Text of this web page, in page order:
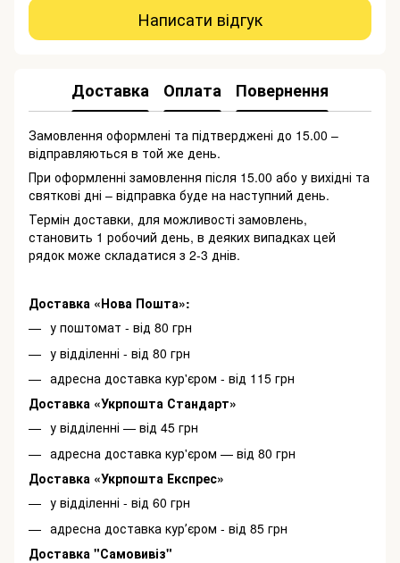
Написати відгук
Доставка Оплата Повернення
Замовлення оформлені та підтверджені до 15.00 –
відправляються в той же день.
При оформленні замовлення після 15.00 або у вихідні та
святкові дні – відправка буде на наступний день.
Термін доставки, для можливості замовлень,
становить 1 робочий день, в деяких випадках цей
рядок може складатися з 2-3 днів.
Доставка «Нова Пошта»:
у поштомат - від 80 грн
у відділенні - від 80 грн
адресна доставка кур'єром - від 115 грн
Доставка «Укрпошта Стандарт»
у відділенні — від 45 грн
адресна доставка кур'єром — від 80 грн
Доставка «Укрпошта Експрес»
у відділенні - від 60 грн
адресна доставка курʼєром - від 85 грн
Доставка "Самовивіз"